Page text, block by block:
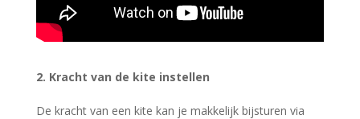
2. Kracht van de kite instellen
De kracht van een kite kan je makkelijk bijsturen via